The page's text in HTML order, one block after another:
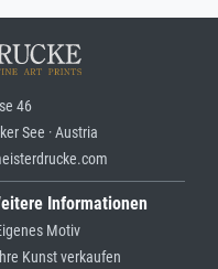
46
See · Austria
Informationen
Motiv
Kunst verkaufen